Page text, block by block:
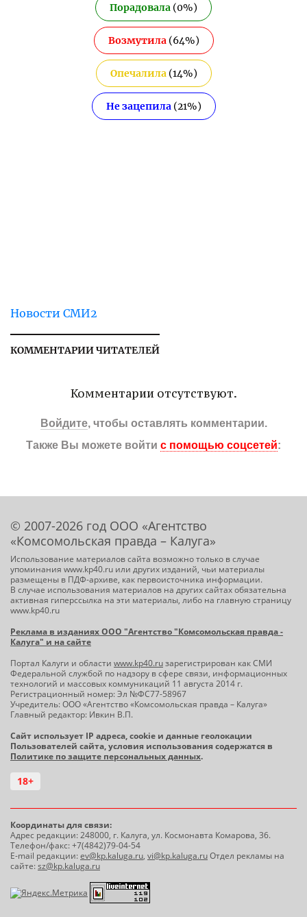
Порадовала (0%)
Возмутила(64%)
Опечалила(14%)
Не зацепила(21%)
Новости СМИ2
КОММЕНТАРИИ ЧИТАТЕЛЕЙ
Комментарии отсутствуют.
Войдите, чтобы оставлять комментарии.
Также Вы можете войти с помощью соцсетей:
© 2007-2026 год ООО «Агентство
«Комсомольская правда – Калуга»
Использование материалов сайта возможно только в случае
упоминания www.kp40.ru или других изданий, чьи материалы
размещены в ПДФ-архиве, как первоисточника информации.
В случае использования материалов на других сайтах обязательна
активная гиперссылка на эти материалы, либо на главную страницу
www.kp40.ru
Реклама в изданиях ООО "Агентство "Комсомольская правда -
Калуга" и на сайте
Портал Калуги и области www.kp40.ruзарегистрирован как СМИ
Федеральной службой по надзору в сфере связи, информационных
технологий и массовых коммуникаций 11 августа 2014 г.
Регистрационный номер: Эл №ФС77-58967
Учредитель: ООО «Агентство «Комсомольская правда – Калуга»
Главный редактор: Ивкин В.П.
Сайт использует IP адреса, cookie и данные геолокации
Пользователей сайта, условия использования содержатся в
Политике по защите персональных данных.
18+
Координаты для связи:
Адрес редакции: 248000, г. Калуга, ул. Космонавта Комарова, 36.
Телефон/факс: +7(4842)79-04-54
E-mail редакции:ev@kp.kaluga.ru, vi@kp.kaluga.ruОтдел рекламы на
сайте:sz@kp.kaluga.ru